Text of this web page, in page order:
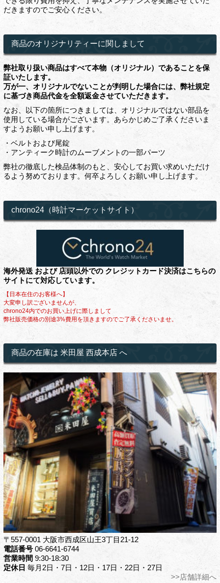
だきますのでご安心ください。
商品のオリジナリティーに関しまして
弊社取り扱い商品はすべて本物（オリジナル）であることを保
証いたします。
万が一、オリジナルでないことが判明した場合には、弊社規定
に基づき商品代金を全額返金させていただきます。
なお、以下の箇所につきましては、オリジナルではない部品を
使用している場合がございます。あらかじめご了承くださいま
すようお願い申し上げます。
・ベルトおよび尾錠
・アンティーク時計のムーブメントの一部パーツ
弊社の徹底した検品体制のもと、安心してお買い求めいただけ
るよう努めております。何卒よろしくお願い申し上げます。
chrono24（時計マーケットサイト）
海外発送 および 店頭以外での クレジットカード決済はこちらの
サイトにて対応しています。
【日本在住のお客様へ】
大変申し訳ございませんが、
chrono24内でのお買い上げに際しまして
弊社販売価格の別途3%費用を頂きますのでご了承くださいませ。
商品の在庫は 米田屋 西成本店 へ
〒557-0001 大阪市西成区山王3丁目21-12
電話番号06-6641-6744
営業時間 9:30-18:30
定休日 毎月2日・7日・12日・17日・22日・27日
>>店舗詳細へ